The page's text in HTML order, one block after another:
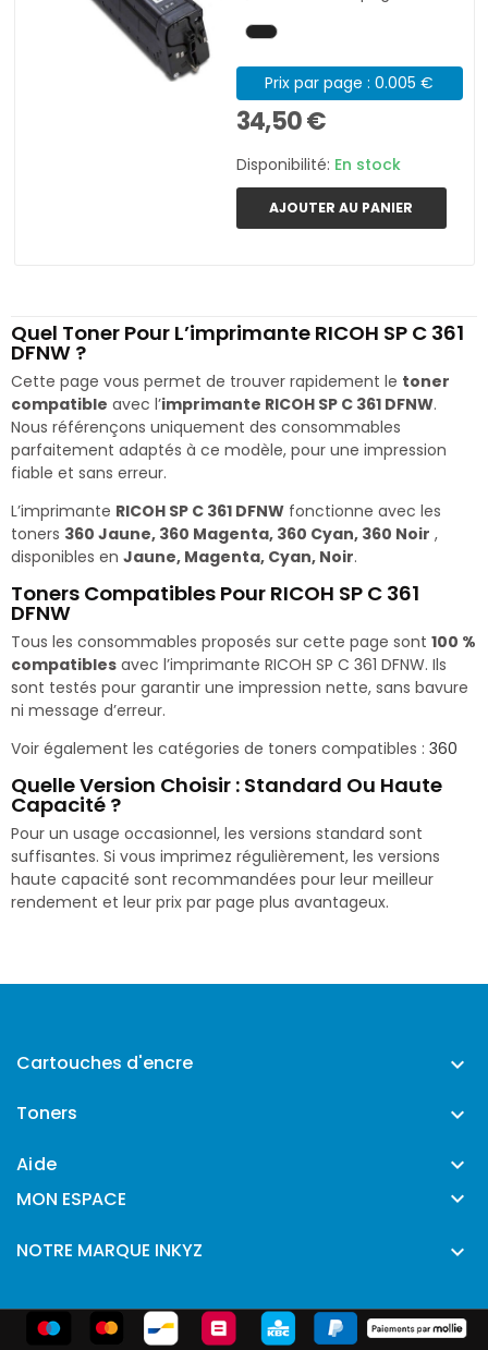
Prix par page : 0.005 €
34,50 €
Disponibilité: En stock
AJOUTER AU PANIER
Quel Toner Pour L’imprimante RICOH SP C 361
DFNW ?
Cette page vous permet de trouver rapidement le toner
compatible avec l’imprimante RICOH SP C 361 DFNW.
Nous référençons uniquement des consommables
parfaitement adaptés à ce modèle, pour une impression
fiable et sans erreur.
L’imprimante RICOH SP C 361 DFNW fonctionne avec les
toners 360 Jaune, 360 Magenta, 360 Cyan, 360 Noir ,
disponibles en Jaune, Magenta, Cyan, Noir.
Toners Compatibles Pour RICOH SP C 361
DFNW
Tous les consommables proposés sur cette page sont 100 %
compatibles avec l’imprimante RICOH SP C 361 DFNW. Ils
sont testés pour garantir une impression nette, sans bavure
ni message d’erreur.
Voir également les catégories de toners compatibles : 360
Quelle Version Choisir : Standard Ou Haute
Capacité ?
Pour un usage occasionnel, les versions standard sont
suffisantes. Si vous imprimez régulièrement, les versions
haute capacité sont recommandées pour leur meilleur
rendement et leur prix par page plus avantageux.
Cartouches d'encre 
Toners 
Aide 
MON ESPACE 
NOTRE MARQUE INKYZ 